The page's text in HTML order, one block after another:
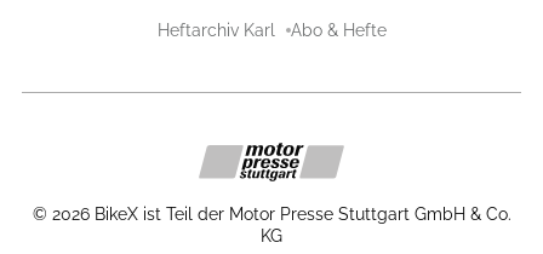
Heftarchiv Karl Abo & Hefte
© 2026 BikeX ist Teil der Motor Presse Stuttgart GmbH & Co.
KG